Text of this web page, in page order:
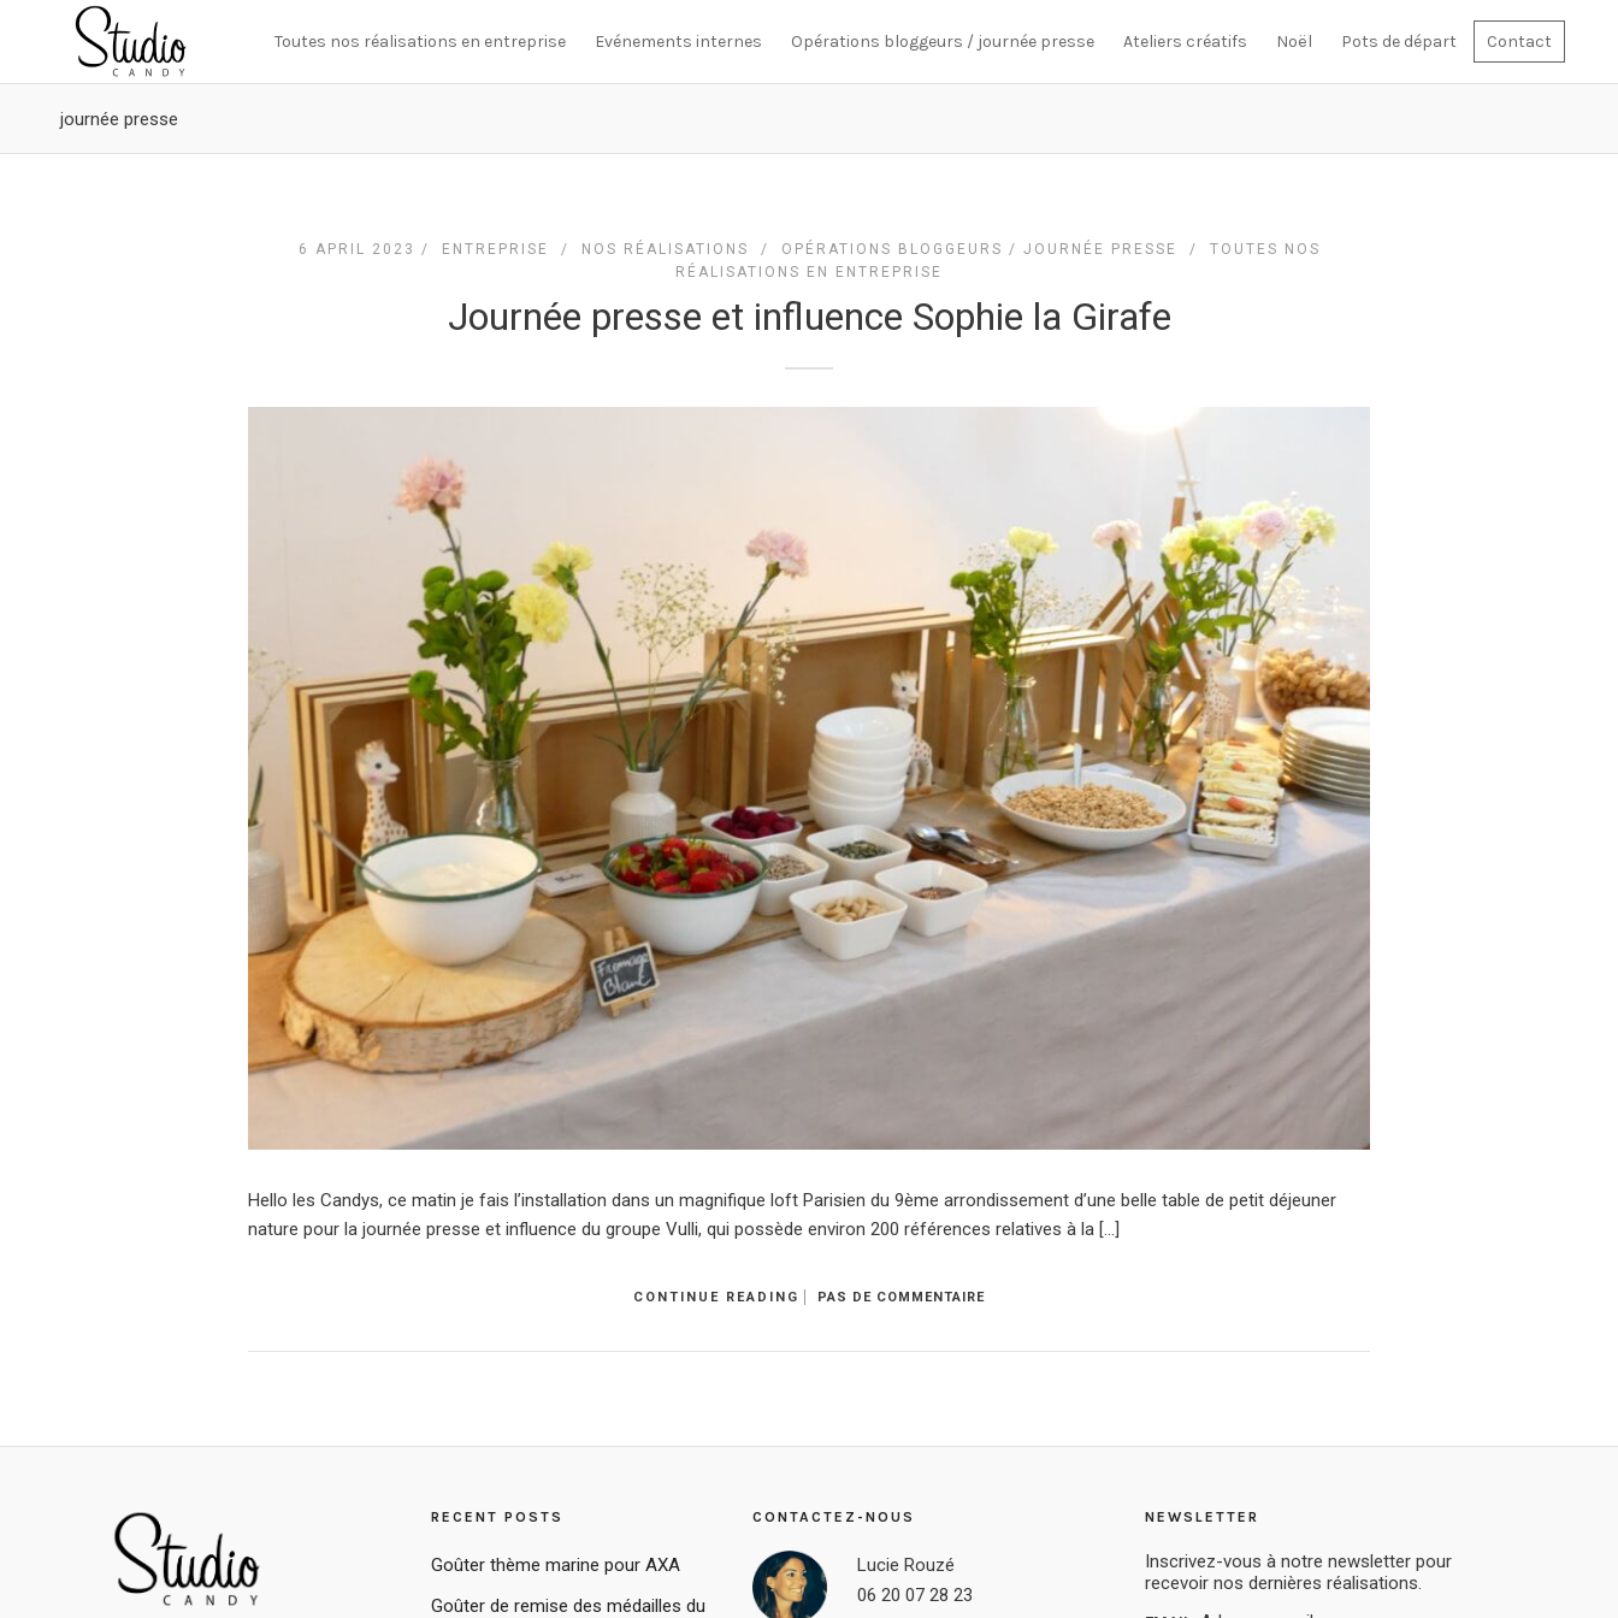
Toutes nos réalisations en entreprise Evénements internes Opérations bloggeurs / journée presse Ateliers créatifs Noël Pots de départ Contact
journée presse
6 APRIL 2023 / ENTREPRISE / NOS RÉALISATIONS / OPÉRATIONS BLOGGEURS / JOURNÉE PRESSE / TOUTES NOS
RÉALISATIONS EN ENTREPRISE
Journée presse et influence Sophie la Girafe
Hello les Candys, ce matin je fais l’installation dans un magnifique loft Parisien du 9ème arrondissement d’une belle table de petit déjeuner
nature pour la journée presse et influence du groupe Vulli, qui possède environ 200 références relatives à la […]
CONTINUE READING PAS DE COMMENTAIRE
RECENT POSTS
Goûter thème marine pour AXA
Goûter de remise des médailles du
CONTACTEZ-NOUS
Lucie Rouzé
06 20 07 28 23
NEWSLETTER
Inscrivez-vous à notre newsletter pour
recevoir nos dernières réalisations.